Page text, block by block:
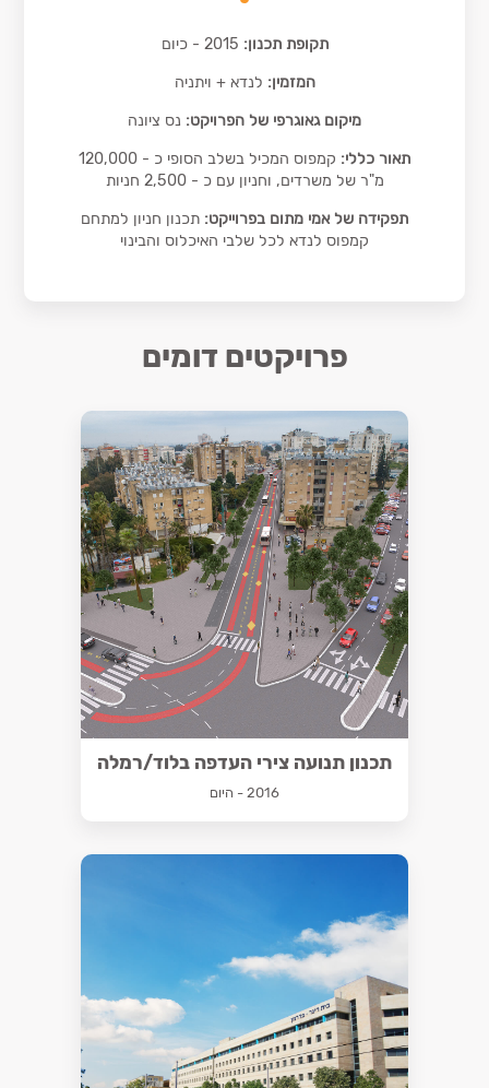
תקופת תכנון: 2015 - כיום
המזמין: לנדא + ויתניה
מיקום גאוגרפי של הפרויקט: נס ציונה
תאור כללי:
קמפוס המכיל בשלב הסופי כ - 120,000
מ"ר של משרדים, וחניון עם כ - 2,500 חניות
תפקידה של אמי מתום בפרוייקט: תכנון חניון למתחם
קמפוס לנדא לכל שלבי האיכלוס והבינוי
פרויקטים דומים
תכנון תנועה צירי העדפה בלוד/רמלה
2016 - היום